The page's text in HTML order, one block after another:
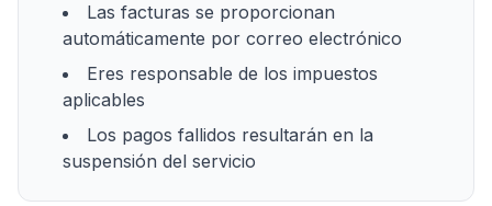
Las facturas se proporcionan
automáticamente por correo electrónico
Eres responsable de los impuestos
aplicables
Los pagos fallidos resultarán en la
suspensión del servicio